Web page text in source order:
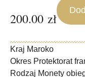
200.00 zł
Kraj Maroko
Okres Protektorat
Rodzaj Monety